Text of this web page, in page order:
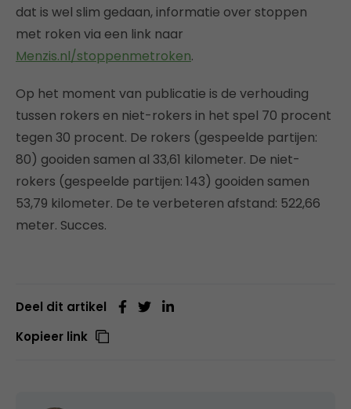
dat is wel slim gedaan, informatie over stoppen
met roken via een link naar
Menzis.nl/stoppenmetroken.
Op het moment van publicatie is de verhouding
tussen rokers en niet-rokers in het spel 70 procent
tegen 30 procent. De rokers (gespeelde partijen:
80) gooiden samen al 33,61 kilometer. De niet-
rokers (gespeelde partijen: 143) gooiden samen
53,79 kilometer. De te verbeteren afstand: 522,66
meter. Succes.
Deel dit artikel
Kopieer link